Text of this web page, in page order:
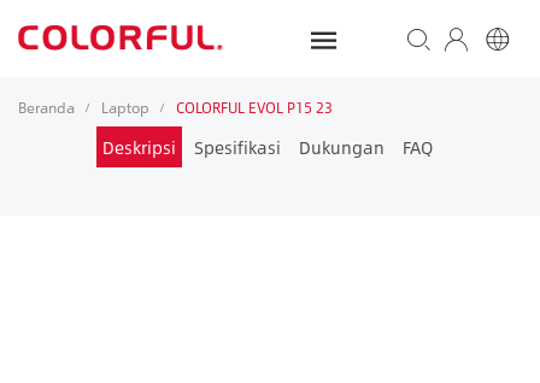
Beranda / Laptop / COLORFUL EVOL P15 23
Deskripsi Spesifikasi Dukungan FAQ